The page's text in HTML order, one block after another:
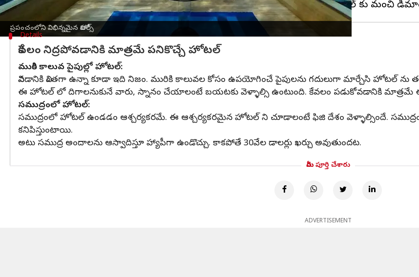
ప్రపంచంలోని విభిన్నమైన హోటల్స్
Details
కేవలం నిద్రపోవడానికి మాత్రమే పనికొచ్చే హోటల్
మురికి కాలువ పైపుల్లో హోటల్:
వినడానికి వింతగా ఉన్నా కూడా ఇది నిజం. మురికి కాలువల కోసం ఉపయోగించే పైపులను గదులుగా మార్చేసి హోటల్
ఈ హోటల్ లో దిగాలనుకునే వారు, స్నానం చేయాలంటే బయటకు వెళ్ళాల్సి ఉంటుంది. కేవలం పడుకోవడానికి
సముద్రంలో హోటల్:
సముద్రంలో హోటల్ ఉండడం ఆశ్చర్యకరమే. ఈ ఆశ్చర్యకరమైన హోటల్ ని చూడాలంటే ఫిజి దేశం వెళ్ళాల్సిందే.
కనిపిస్తుంటాయి.
అటు సముద్ర అందాలను ఆస్వాదిస్తూ హ్యాపీగా ఉండొచ్చు. కాకపోతే 30వేల డాలర్లు ఖర్చు అవుతుందట.
మీరు పూర్తి చేశారు
ADVERTISEMENT